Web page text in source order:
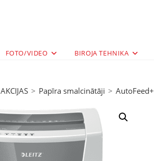
FOTO/VIDEO BIROJA TEHNIKA
AKCIJAS > Papīra smalcinātāji > AutoFeed+